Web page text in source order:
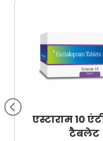
एस्टाराम 10
टैबलेट